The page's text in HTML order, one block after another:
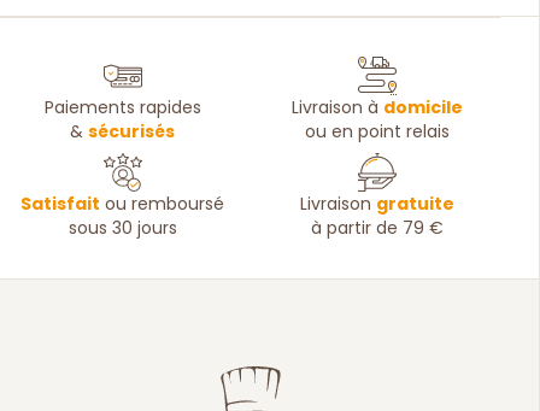
Paiements rapides
&sécurisés
Livraison à domicile
ou en point relais
Satisfait ou remboursé
sous 30 jours
Livraison gratuite
à partir de 79 €